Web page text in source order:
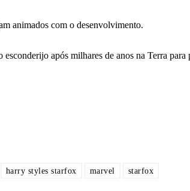
animados com o desenvolvimento.
após milhares de anos na Terra para
harry styles starfox marvel starfox